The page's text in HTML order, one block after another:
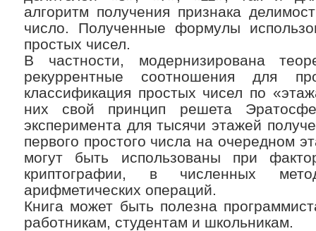
алгоритм получения признака
число. Полученные формулы
простых чисел.
В частности, модернизирована
рекуррентные соотношения для
классификация простых чисел по
них свой принцип решета
эксперимента для тысячи этажей
первого простого числа на очередном
могут быть использованы при
криптографии, в численных
арифметических операций.
Книга может быть полезна
работникам, студентам и школьникам.